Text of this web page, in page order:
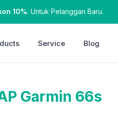
10%. Untuk Pelanggan Baru.
Service Blog
Garmin 66s